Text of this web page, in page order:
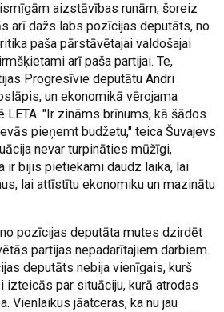
aizstāvības runām, šoreiz
arī dažs labs pozīcijas deputāts, no
paša pārstāvētajai valdošajai
arī paša partijai. Te,
Progresīvie deputātu Andri
un ekonomikā vērojama
LETA. "Ir zināms brīnums, kā šādos
pieņemt budžetu," teica Šuvajevs
nevar turpināties mūžīgi,
ir bijis pietiekami daudz laika, lai
lai attīstītu ekonomiku un mazinātu
pozīcijas deputāta mutes dzirdēt
partijas nepadarītajiem darbiem.
deputāts nebija vienīgais, kurš
izteicās par situāciju, kurā atrodas
Vienlaikus jāatceras, ka nu jau